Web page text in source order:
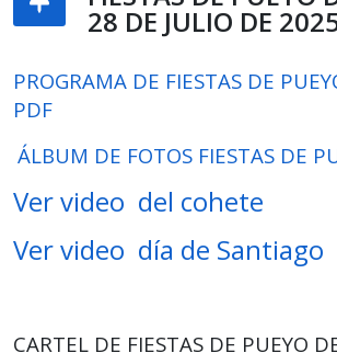
28 DE JULIO DE
PROGRAMA DE FIESTAS DE
PDF
ÁLBUM DE FOTOS FIESTAS DE
Ver video del cohete
Ver video día de Santiago
CARTEL DE FIESTAS DE PUEYO